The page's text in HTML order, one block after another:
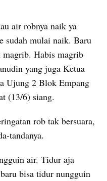
air robnya naik ya
sudah mulai naik. Baru
Habis magrib
yang juga Ketua
Ujung 2 Blok Empang
(13/6) siang.
rob tak bersuara,
tandanya.
air. Tidur aja
bisa tidur nungguin